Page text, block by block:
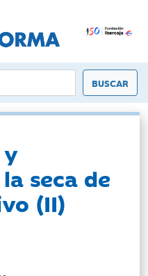
y
seca de
(II)